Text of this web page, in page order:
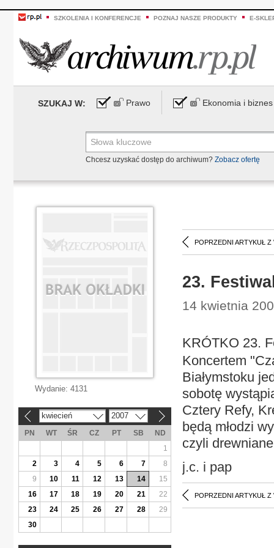
SZKOLENIA I KONFERENCJE POZNAJ NASZE PRODUKTY E-
SZUKAJ W: Prawo Ekonomia i biznes
Chcesz uzyskać dostęp do archiwum? Zobacz ofertę
POPRZEDNI ARTYKUŁ Z
23.
14 kwietnia
KRÓTKO 23.
Koncertem
Białymstoku
sobotę
Cztery Refy,
będą młodzi
czyli
j.c. i pap
POPRZEDNI ARTYKUŁ Z
Wydanie: 4131
kwiecień 2007
PN WT ŚR CZ PT SB
ND
1
2
3 4 5 6 7
8
9
10 11 12 13 14
15
16
17 18 19 20 21
22
23
24 25 26 27 28
29
30